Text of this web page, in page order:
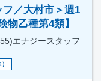
フ／大村市＞週1
物乙種第4類】
エナジースタッフ